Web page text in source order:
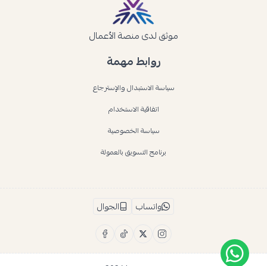
روابط مهمة
سياسة الاستبدال والإسترجاع
اتفاقية الاستخدام
سياسة الخصوصية
برنامج التسويق بالعمولة
موثق لدى منصة الأعمال
واتساب الجوال